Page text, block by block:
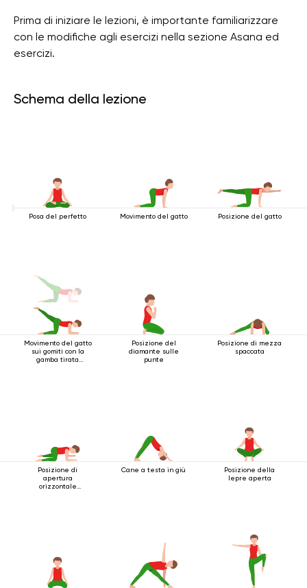
Prima di iniziare le lezioni, è importante familiarizzare
con le modifiche agli esercizi nella sezione Asana ed
esercizi.
Schema della lezione
Posa del perfetto Movimento del gatto Posizione del gatto
Movimento del gatto
sui gomiti con la
gamba tirata
Posizione del
diamante sulle
punte
Posizione di mezza
spaccata
Posizione di
apertura
orizzontale
Cane a testa in giù
Posizione della
lepre aperta